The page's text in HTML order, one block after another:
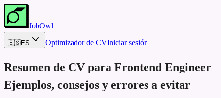
JobOwl
🇪🇸ES Optimizador de CVIniciar sesión
Resumen de CV para Frontend Engineer
Ejemplos, consejos y errores a evitar